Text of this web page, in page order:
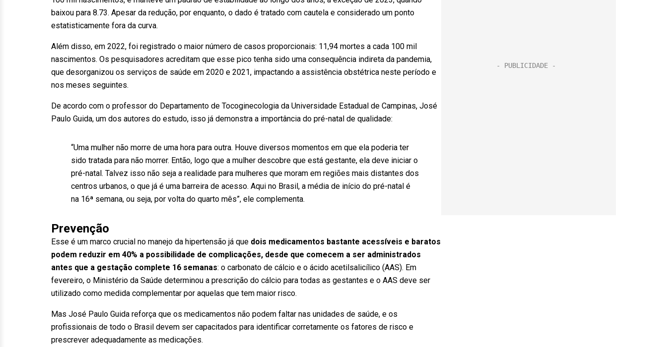
baixou para 8.73. Apesar da redução, por enquanto, o dado é tratado com cautela e considerado um ponto
estatisticamente fora da curva.
Além disso, em 2022, foi registrado o maior número de casos proporcionais: 11,94 mortes a cada 100 mil
nascimentos. Os pesquisadores acreditam que esse pico tenha sido uma consequência indireta da pandemia,
que desorganizou os serviços de saúde em 2020 e 2021, impactando a assistência obstétrica neste período e
nos meses seguintes.
De acordo com o professor do Departamento de Tocoginecologia da Universidade Estadual de Campinas, José
Paulo Guida, um dos autores do estudo, isso já demonstra a importância do pré-natal de qualidade:
“Uma mulher não morre de uma hora para outra. Houve diversos momentos em que ela poderia ter
sido tratada para não morrer. Então, logo que a mulher descobre que está gestante, ela deve iniciar o
pré-natal. Talvez isso não seja a realidade para mulheres que moram em regiões mais distantes dos
centros urbanos, o que já é uma barreira de acesso. Aqui no Brasil, a média de início do pré-natal é
na 16ª semana, ou seja, por volta do quarto mês”, ele complementa.
Prevenção
Esse é um marco crucial no manejo da hipertensão já que dois medicamentos bastante acessíveis e baratos
podem reduzir em 40% a possibilidade de complicações, desde que comecem a ser administrados
antes que a gestação complete 16 semanas: o carbonato de cálcio e o ácido acetilsalicílico (AAS). Em
fevereiro, o Ministério da Saúde determinou a prescrição do cálcio para todas as gestantes e o AAS deve ser
utilizado como medida complementar por aquelas que tem maior risco.
Mas José Paulo Guida reforça que os medicamentos não podem faltar nas unidades de saúde, e os
profissionais de todo o Brasil devem ser capacitados para identificar corretamente os fatores de risco e
prescrever adequadamente as medicações.